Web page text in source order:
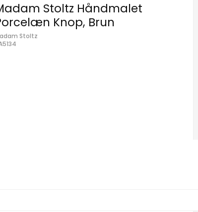
Stoltz Håndmalet
Knop, Brun
Stoltz